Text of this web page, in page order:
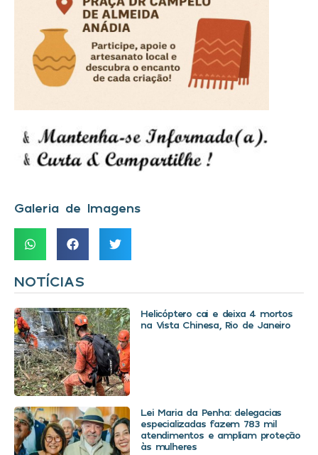
Galeria de Imagens
NOTÍCIAS
Helicóptero cai e deixa 4 mortos
na Vista Chinesa, Rio de Janeiro
Lei Maria da Penha: delegacias
especializadas fazem 783 mil
atendimentos e ampliam proteção
às mulheres